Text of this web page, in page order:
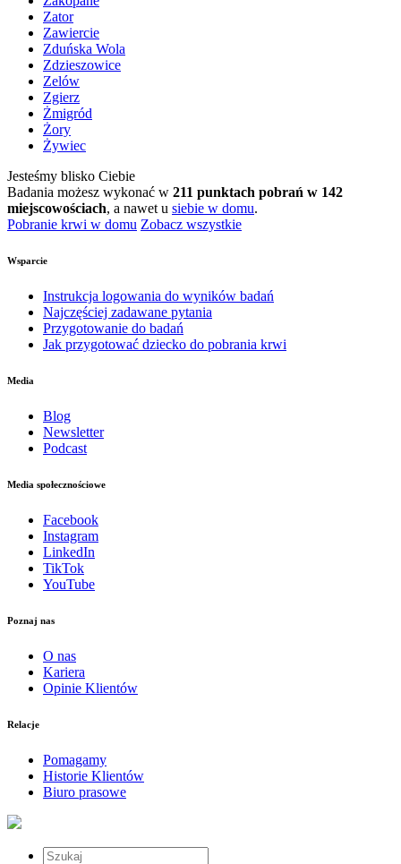
Zator
Zawiercie
Zduńska Wola
Zdzieszowice
Zelów
Zgierz
Żmigród
Żory
Żywiec
Jesteśmy blisko Ciebie
Badania możesz wykonać w 211 punktach pobrań w 142
miejscowościach, a nawet u siebie w domu.
Pobranie krwi w domu Zobacz wszystkie
Wsparcie
Instrukcja logowania do wyników badań
Najczęściej zadawane pytania
Przygotowanie do badań
Jak przygotować dziecko do pobrania krwi
Media
Blog
Newsletter
Podcast
Media społecznościowe
Facebook
Instagram
LinkedIn
TikTok
YouTube
Poznaj nas
O nas
Kariera
Opinie Klientów
Relacje
Pomagamy
Historie Klientów
Biuro prasowe